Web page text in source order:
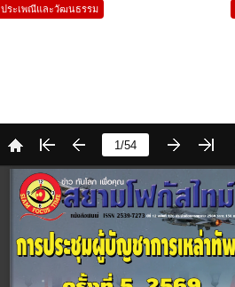
ประเพณีและวัฒนธรรม